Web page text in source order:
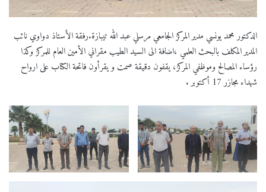
الدكتور محمد يونسي مدير المركز الجامعي مرسلي عبد الله تيبازة.رفقة الأستاذ دواوي نائب
المدير المكلف بالبحث العلمي ،اضافة الى السيد الطيب مقراني الأمين العام للمركز وكذا
رؤساء المصالح وموظفي المركز، يقفون دقيقة صمت و يقرأون فاتحة الكتاب على ارواح
شهداء مجازر 17 أكتوبر .